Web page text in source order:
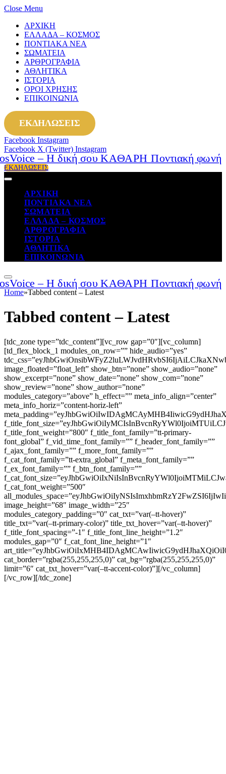
Close Menu
ΑΡΧΙΚΗ
ΕΛΛΑΔΑ – ΚΟΣΜΟΣ
ΠΟΝΤΙΑΚΑ ΝΕΑ
ΣΩΜΑΤΕΙΑ
ΑΡΘΡΟΓΡΑΦΙΑ
ΑΘΛΗΤΙΚΑ
ΙΣΤΟΡΙΑ
ΟΡΟΙ ΧΡΗΣΗΣ
ΕΠΙΚΟΙΝΩΝΙΑ
ΕΚΔΗΛΩΣΕΙΣ
Facebook Instagram
Facebook X (Twitter) Instagram
ΕΚΔΗΛΩΣΕΙΣ
ΑΡΧΙΚΗ
ΠΟΝΤΙΑΚΑ ΝΕΑ
ΣΩΜΑΤΕΙΑ
ΕΛΛΑΔΑ – ΚΟΣΜΟΣ
ΑΡΘΡΟΓΡΑΦΙΑ
ΙΣΤΟΡΙΑ
ΑΘΛΗΤΙΚΑ
ΕΠΙΚΟΙΝΩΝΙΑ
Home»Tabbed content – Latest
Tabbed content – Latest
[tdc_zone type=”tdc_content”][vc_row gap=”0″][vc_column]
[td_flex_block_1 modules_on_row=”” hide_audio=”yes”
image_floated=”float_left” show_btn=”none” show_audio=”none”
show_excerpt=”none” show_date=”none” show_com=”none”
show_review=”none” show_author=”none”
modules_category=”above” h_effect=”” meta_info_align=”center”
meta_info_horiz=”content-horiz-left”
f_title_font_weight=”800″ f_title_font_family=”tt-primary-
font_global” f_vid_time_font_family=”” f_header_font_family=””
f_ajax_font_family=”” f_more_font_family=””
f_cat_font_family=”tt-extra_global” f_meta_font_family=””
f_ex_font_family=”” f_btn_font_family=””
f_cat_font_weight=”500″
image_height=”68″ image_width=”25″
modules_category_padding=”0″ cat_txt=”var(–tt-hover)”
title_txt=”var(–tt-primary-color)” title_txt_hover=”var(–tt-hover)”
f_title_font_spacing=”-1″ f_title_font_line_height=”1.2″
modules_gap=”0″ f_cat_font_line_height=”1″
cat_border=”rgba(255,255,255,0)” cat_bg=”rgba(255,255,255,0)”
limit=”6″ cat_txt_hover=”var(–tt-accent-color)”][/vc_column]
[/vc_row][/tdc_zone]